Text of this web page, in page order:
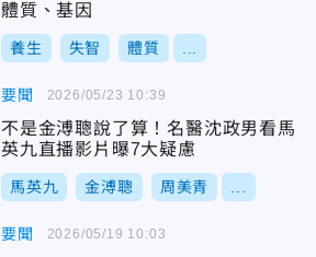
體質、基因
養生 失智 體質
要聞
不是金溥聰說了算！名醫沈政男看馬
英九直播影片曝7大疑慮
馬英九 金溥聰 周美青
2026/05/23 10:39
要聞 2026/05/19 10:03